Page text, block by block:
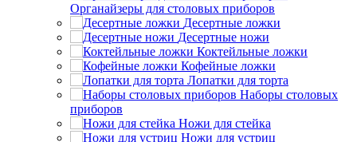
Органайзеры для столовых приборов
Десертные ложки
Десертные ножи
Коктейльные ложки
Кофейные ложки
Лопатки для торта
Наборы столовых
приборов
Ножи для стейка
Ножи для устриц